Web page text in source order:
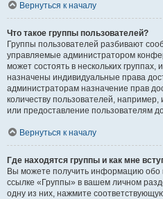
Вернуться к началу
Что такое группы пользователей?
Группы пользователей разбивают
управляемые администратором
может состоять в нескольких группах,
назначены индивидуальные права
администраторам назначение прав
количеству пользователей,
или предоставление пользователям
Вернуться к началу
Где находятся группы и как мне
Вы можете получить информацию обо
ссылке «Группы» в вашем личном
одну из них, нажмите